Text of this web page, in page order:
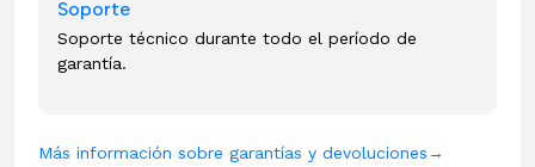
Soporte
Soporte técnico durante todo el período de
garantía.
Más información sobre garantías y devoluciones→